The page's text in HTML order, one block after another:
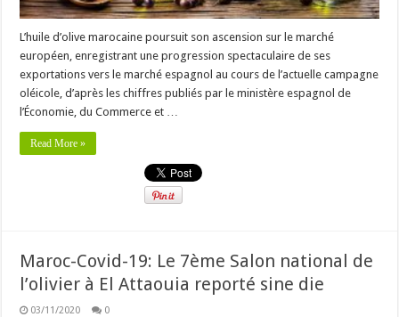
L’huile d’olive marocaine poursuit son ascension sur le marché
européen, enregistrant une progression spectaculaire de ses
exportations vers le marché espagnol au cours de l’actuelle campagne
oléicole, d’après les chiffres publiés par le ministère espagnol de
l’Économie, du Commerce et …
Read More »
Maroc-Covid-19: Le 7ème Salon national de
l’olivier à El Attaouia reporté sine die
03/11/2020 0